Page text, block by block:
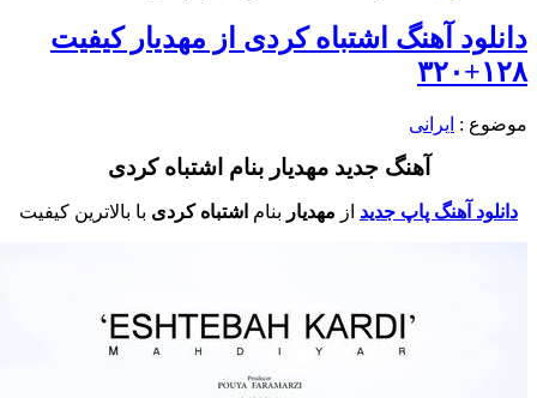
آهنگ اشتباه کردی از مهدیار کیفیت
: ایرانی
آهنگ جدید مهدیار بنام اشتباه کردی
دانلود آهنگ پاپ جدیدازمهدیار بناماشتباه کردیبا بالاترین کیفیت